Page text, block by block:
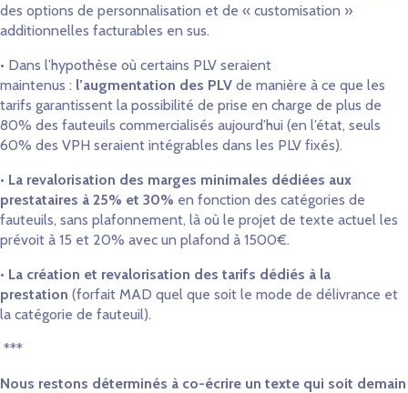
des options de personnalisation et de « customisation »
additionnelles facturables en sus.
• Dans l’hypothèse où certains PLV seraient
maintenus : l’augmentation des PLV de manière à ce que les
tarifs garantissent la possibilité de prise en charge de plus de
80% des fauteuils commercialisés aujourd’hui (en l’état, seuls
60% des VPH seraient intégrables dans les PLV fixés).
• La revalorisation des marges minimales dédiées aux
prestataires à 25% et 30% en fonction des catégories de
fauteuils, sans plafonnement, là où le projet de texte actuel les
prévoit à 15 et 20% avec un plafond à 1500€.
• La création et revalorisation des tarifs dédiés à la
prestation (forfait MAD quel que soit le mode de délivrance et
la catégorie de fauteuil).
***
Nous restons déterminés à co-écrire un texte qui soit demain